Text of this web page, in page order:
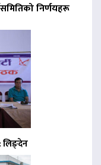
निर्णयहरू
: लिङ्देन